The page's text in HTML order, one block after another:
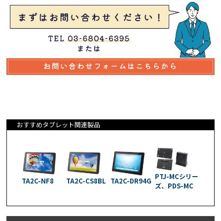
おすすめタブレット関連製品
TA2C-NF8 TA2C-CS8BL TA2C-DR94G PTJ-MCシリー
ズ、PDS-MC